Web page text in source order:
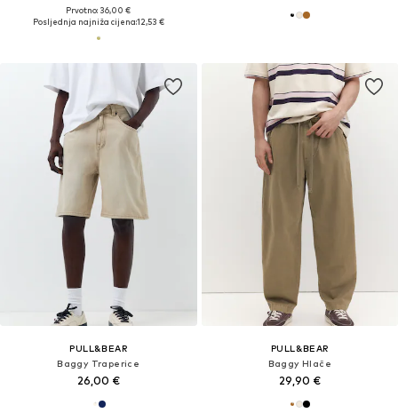
Prvotno: 36,00 €
Posljednja najniža cijena:12,53 €
PULL&BEAR
Baggy Traperice
26,00 €
PULL&BEAR
Baggy Hlače
29,90 €